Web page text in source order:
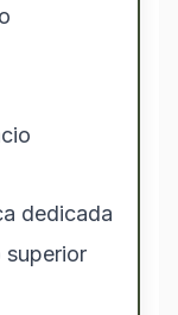
dedicada
superior